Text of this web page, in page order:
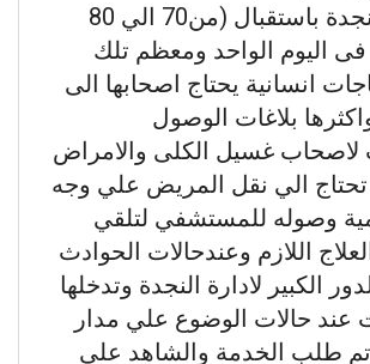
تقوم ادارة النجدة باستقبال (من70 الي 80
اليوم الواحد ومعظم تلك
انسانية يحتاج اصحابها الى
بلاغات الوصول
لاصحاب غسيل الكلى والامراض
تحتاج الي نقل المريض علي وجه
وصوله للمستشفي لتلقي
اللازم وعندحالات الحوادث
الكبير لادارة النجدة وتدخلها
عند حالات الوضوع علي مدار
طلب الخدمة والشاهد علي